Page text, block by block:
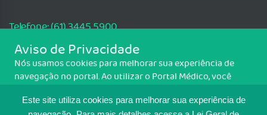
Este site utiliza cookies para melhorar sua experiência de
Telefone: (61) 3445 5900
Email: cfm@portalmedico.org.br
SGAS 616, Conjunto D, Lote 115, L2 Sul, Brasília/DF - CEP: 70200-760 -
CNPJ: 33.583.550/0001-30
Aviso de Privacidade
Nós usamos cookies para melhorar sua experiência de
navegação no portal. Ao utilizar o Portal Médico, você
Para ter mais informações sobre como isso é feito, acesse